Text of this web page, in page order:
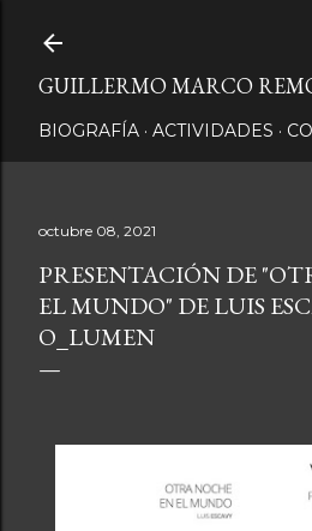
GUILLERMO MARCO
BIOGRAFÍA ACTIVIDADES
octubre 08, 2021
PRESENTACIÓN DE
EL MUNDO" DE LUIS
O_LUMEN